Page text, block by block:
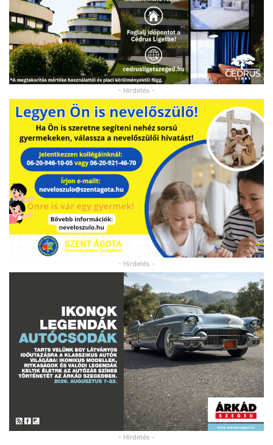
- Hirdetés -
- Hirdetés -
- Hirdetés -